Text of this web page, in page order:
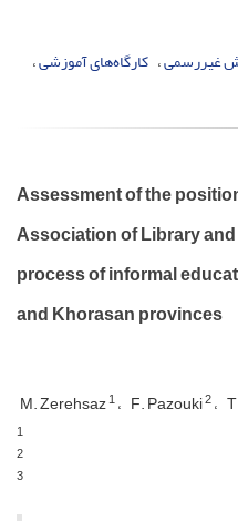
غیررسمی کارگاه‌های آموزشی
Assessment of the
Association of Library
process of informal
and Khorasan provinces
M. Zerehsaz1 F. Pazouki2
1
2
3